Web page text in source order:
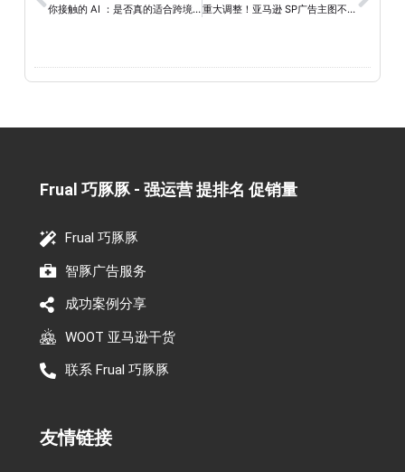
你接触的 AI ：是否真的适合跨境电商? 重大调整！亚马逊 SP广告主图不再“ 稳坐C位 ”？
Frual 巧豚豚 - 强运营 提排名 促销量​
Frual 巧豚豚
智豚广告服务
成功案例分享
WOOT 亚马逊干货
联系 Frual 巧豚豚
友情链接